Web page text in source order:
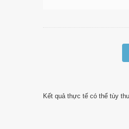
Kết quả thực tế có thể tùy